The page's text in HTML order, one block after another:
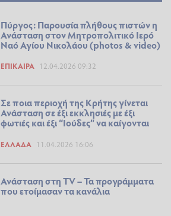
Πύργος: Παρουσία πλήθους πιστών η
Ανάσταση στον Μητροπολιτικό Ιερό
Ναό Αγίου Νικολάου (photos & video)
ΕΠΊΚΑΙΡΑ 12.04.2026 09:32
Σε ποια περιοχή της Κρήτης γίνεται
Ανάσταση σε έξι εκκλησιές με έξι
φωτιές και έξι “Ιούδες” να καίγονται
ΕΛΛΆΔΑ 11.04.2026 16:06
Ανάσταση στη TV – Τα προγράμματα
που ετοίμασαν τα κανάλια